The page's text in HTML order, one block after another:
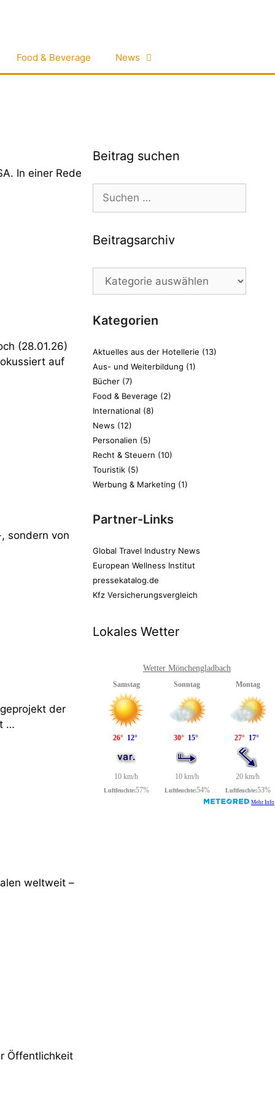
Food & Beverage News
In einer Rede
(28.01.26)
auf
sondern von
der
…
weltweit –
Öffentlichkeit
Beitrag suchen
nach:
Beitragsarchiv
Beitragsarchiv
Kategorien
Aktuelles aus der Hotellerie (13)
Aus- und Weiterbildung (1)
Bücher (7)
Food & Beverage (2)
International (8)
News (12)
Personalien (5)
Recht & Steuern (10)
Touristik (5)
Werbung & Marketing (1)
Partner-Links
Global Travel Industry News
European Wellness Institut
pressekatalog.de
Kfz Versicherungsvergleich
Lokales Wetter
Wetter Mönchengladbach